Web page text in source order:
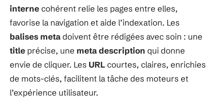
internecohérent relie les pages entre elles,
favorise la navigation et aide l’indexation. Les
balises metadoivent être rédigées avec soin : une
title précise, une meta description qui donne
envie de cliquer. Les URLcourtes, claires, enrichies
de mots-clés, facilitent la tâche des moteurs et
l’expérience utilisateur.